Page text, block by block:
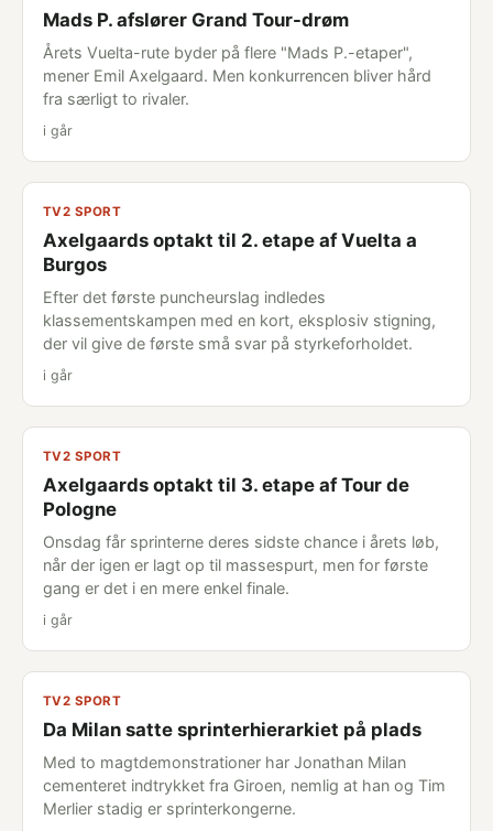
Mads P. afslører Grand Tour-drøm
Årets Vuelta-rute byder på flere "Mads P.-etaper",
mener Emil Axelgaard. Men konkurrencen bliver hård
fra særligt to rivaler.
i går
TV2 SPORT
Axelgaards optakt til 2. etape af Vuelta a
Burgos
Efter det første puncheurslag indledes
klassementskampen med en kort, eksplosiv stigning,
der vil give de første små svar på styrkeforholdet.
i går
TV2 SPORT
Axelgaards optakt til 3. etape af Tour de
Pologne
Onsdag får sprinterne deres sidste chance i årets løb,
når der igen er lagt op til massespurt, men for første
gang er det i en mere enkel finale.
i går
TV2 SPORT
Da Milan satte sprinterhierarkiet på plads
Med to magtdemonstrationer har Jonathan Milan
cementeret indtrykket fra Giroen, nemlig at han og Tim
Merlier stadig er sprinterkongerne.